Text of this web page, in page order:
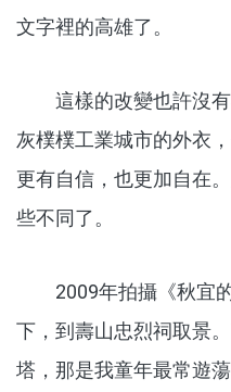
文字裡的高雄了。
這樣的改變也許沒有
灰樸樸工業城市的外衣
更有自信，也更加自在
些不同了。
2009年拍攝《秋宜的
下，到壽山忠烈祠取景
塔，那是我童年最常遊